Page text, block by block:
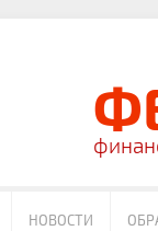
НОВОСТИ